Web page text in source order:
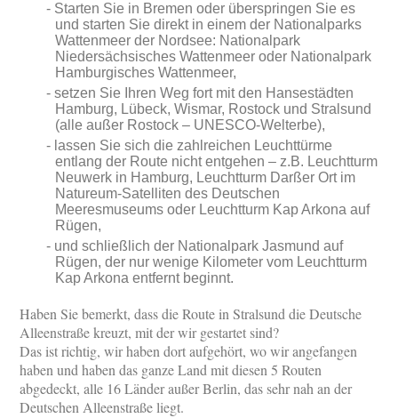
Starten Sie in Bremen oder überspringen Sie es
und starten Sie direkt in einem der Nationalparks
Wattenmeer der Nordsee: Nationalpark
Niedersächsisches Wattenmeer oder Nationalpark
Hamburgisches Wattenmeer,
setzen Sie Ihren Weg fort mit den Hansestädten
Hamburg, Lübeck, Wismar, Rostock und Stralsund
(alle außer Rostock – UNESCO-Welterbe),
lassen Sie sich die zahlreichen Leuchttürme
entlang der Route nicht entgehen – z.B. Leuchtturm
Neuwerk in Hamburg, Leuchtturm Darßer Ort im
Natureum-Satelliten des Deutschen
Meeresmuseums oder Leuchtturm Kap Arkona auf
Rügen,
und schließlich der Nationalpark Jasmund auf
Rügen, der nur wenige Kilometer vom Leuchtturm
Kap Arkona entfernt beginnt.
Haben Sie bemerkt, dass die Route in Stralsund die Deutsche
Alleenstraße kreuzt, mit der wir gestartet sind?
Das ist richtig, wir haben dort aufgehört, wo wir angefangen
haben und haben das ganze Land mit diesen 5 Routen
abgedeckt, alle 16 Länder außer Berlin, das sehr nah an der
Deutschen Alleenstraße liegt.